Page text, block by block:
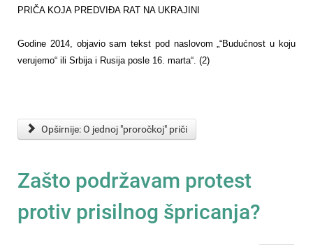
PRIČA KOJA PREDVIĐA RAT NA UKRAJINI
Godine 2014, objavio sam tekst pod naslovom „“Budućnost u koju
verujemo“ ili Srbija i Rusija posle 16. marta“. (2)
Opširnije: O jednoj "proročkoj" priči
Zašto podržavam protest
protiv prisilnog špricanja?